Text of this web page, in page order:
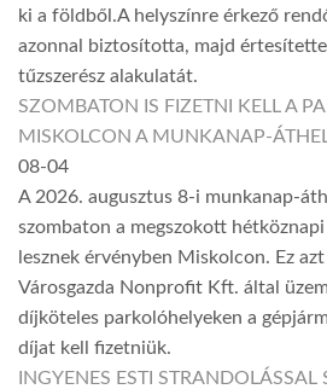
ki a földből.A helyszínre érkező
azonnal biztosította, majd
tűzszerész alakulatát.
SZOMBATON IS FIZETNI KELL A
MISKOLCON A MUNKANAP-
08-04
A 2026. augusztus 8-i munkanap-
szombaton a megszokott
lesznek érvényben Miskolcon. Ez
Városgazda Nonprofit Kft. által
díjköteles parkolóhelyeken a
díjat kell fizetniük.
INGYENES ESTI